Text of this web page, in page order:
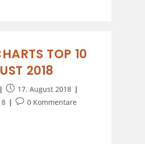
TOP 10
2018
17. August 2018
0 Kommentare